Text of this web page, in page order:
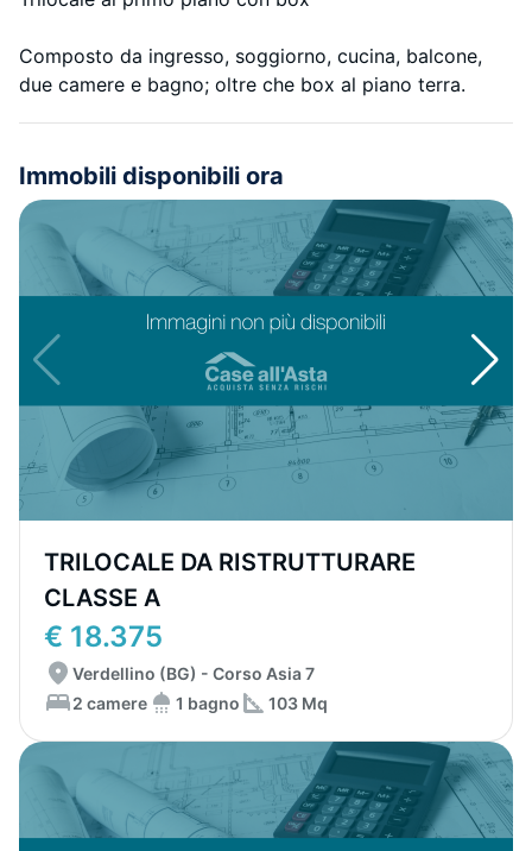
Composto da ingresso, soggiorno, cucina, balcone,
due camere e bagno; oltre che box al piano terra.
Immobili disponibili ora
TRILOCALE DA RISTRUTTURARE
CLASSE A
€ 18.375
Verdellino (BG) - Corso Asia 7
2 camere
1 bagno 103 Mq